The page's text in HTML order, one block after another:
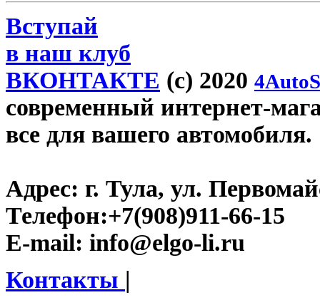
Вступай
в наш клуб
ВКОНТАКТЕ (c) 2020
современный интернет-
все для вашего автомобиля.
Адрес: г. Тула, ул.
Телефон:+7(908)911-66-15
E-mail: info@elgo-li.ru
Контакты |